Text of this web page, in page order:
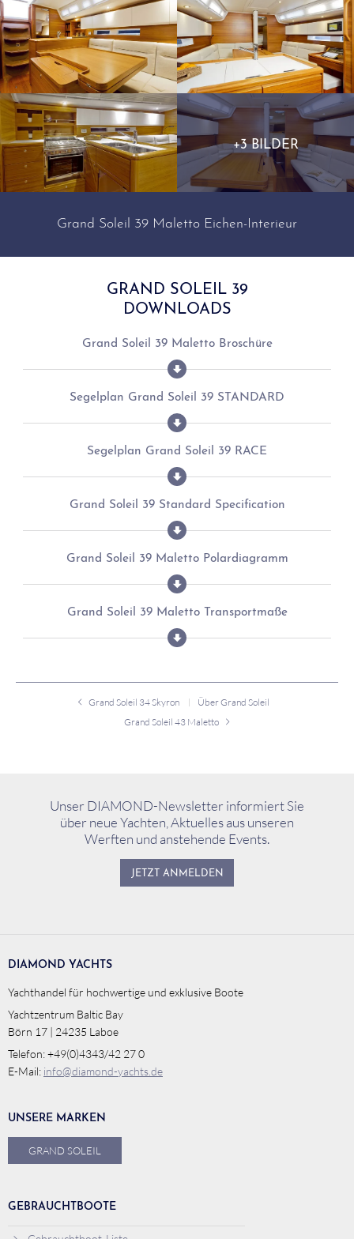
+3 BILDER
Grand Soleil 39 Maletto Eichen-Interieur
GRAND SOLEIL 39
DOWNLOADS
Grand Soleil 39 Maletto Broschüre
Segelplan Grand Soleil 39 STANDARD
Segelplan Grand Soleil 39 RACE
Grand Soleil 39 Standard Specification
Grand Soleil 39 Maletto Polardiagramm
Grand Soleil 39 Maletto Transportmaße
Grand Soleil 34 Skyron
Über Grand Soleil
Grand Soleil 43 Maletto
Unser DIAMOND-Newsletter informiert Sie
über neue Yachten, Aktuelles aus unseren
Werften und anstehende Events.
JETZT ANMELDEN
DIAMOND YACHTS
Yachthandel für hochwertige und exklusive Boote
Yachtzentrum Baltic Bay
Börn 17 | 24235 Laboe
Telefon: +49(0)4343/42 27 0
E-Mail: info@diamond-yachts.de
UNSERE MARKEN
GRAND SOLEIL
GEBRAUCHTBOOTE